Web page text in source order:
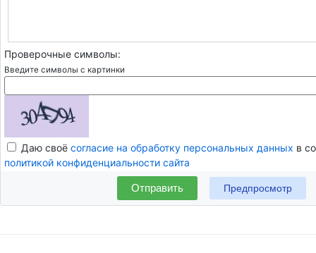
Проверочные символы:
Введите символы с картинки
Даю своё согласие на обработку персональных данных в
политикой конфиденциальности сайта
Отправить